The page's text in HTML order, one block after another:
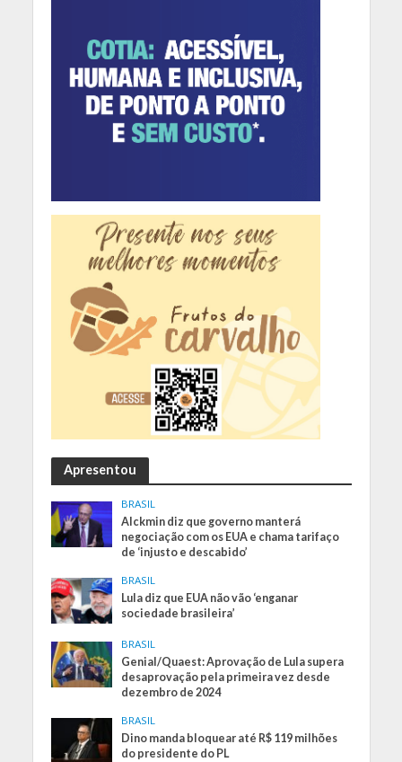
Apresentou
BRASIL
Alckmin diz que governo manterá
negociação com os EUA e chama tarifaço
de ‘injusto e descabido’
BRASIL
Lula diz que EUA não vão ‘enganar
sociedade brasileira’
BRASIL
Genial/Quaest: Aprovação de Lula supera
desaprovação pela primeira vez desde
dezembro de 2024
BRASIL
Dino manda bloquear até R$ 119 milhões
do presidente do PL